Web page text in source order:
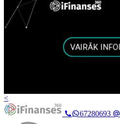
<
67280693